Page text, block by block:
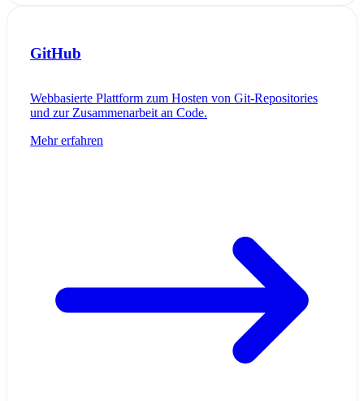
GitHub
Webbasierte Plattform zum Hosten von Git-Repositories
und zur Zusammenarbeit an Code.
Mehr erfahren